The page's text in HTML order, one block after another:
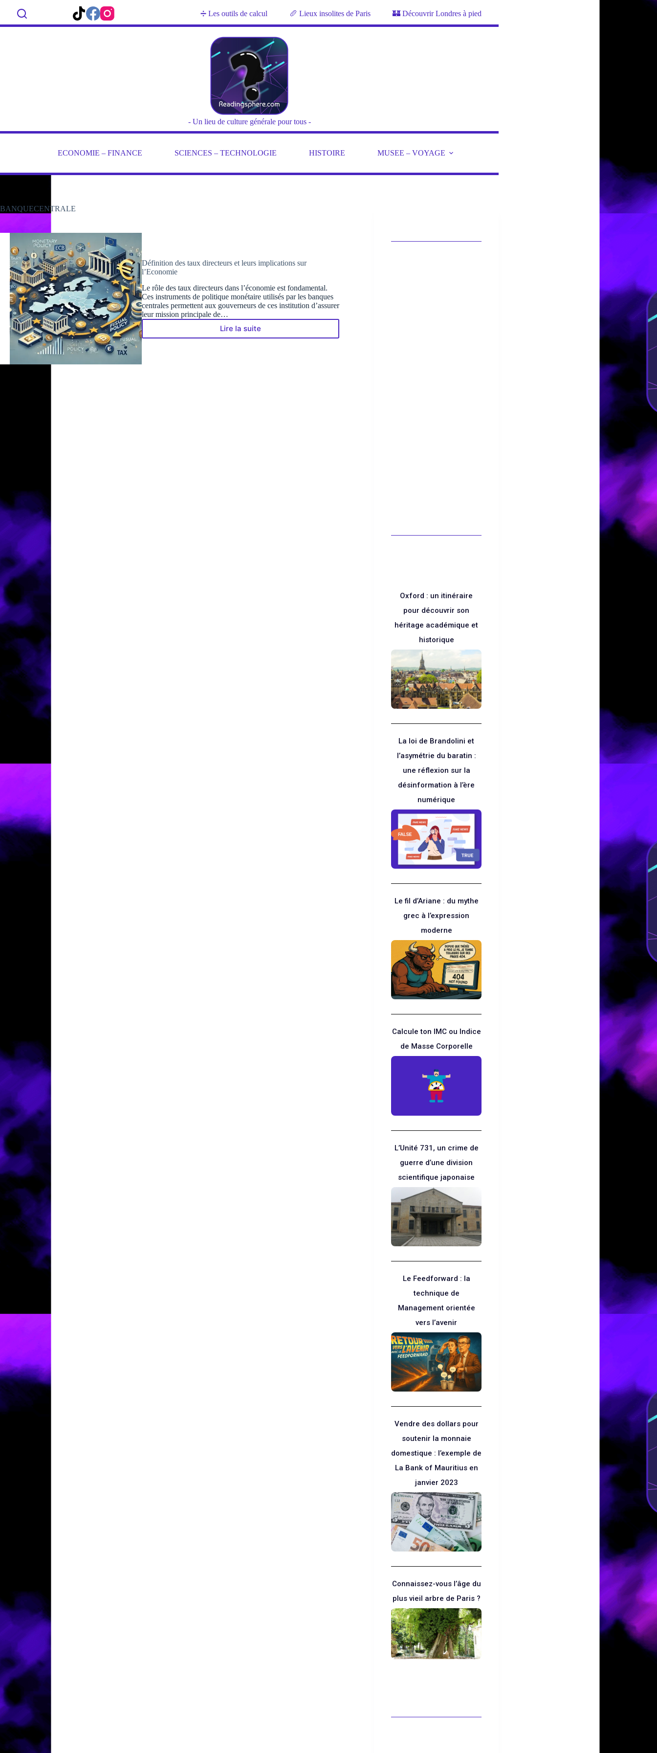
➗ Les outils de calcul 🥖 Lieux insolites de Paris 🏰 Découvrir Londres à pied
- Un lieu de culture générale pour tous -
ECONOMIE – FINANCE SCIENCES – TECHNOLOGIE HISTOIRE MUSEE – VOYAGE
BANQUECENTRALE
Définition des taux directeurs et leurs implications sur
l’Economie
Le rôle des taux directeurs dans l’économie est fondamental.
Ces instruments de politique monétaire utilisés par les banques
centrales permettent aux gouverneurs de ces institution d’assurer
leur mission principale de…
Lire la suite
Définition
Oxford : un itinéraire
pour découvrir son
héritage académique et
historique
La loi de Brandolini et
l’asymétrie du baratin :
une réflexion sur la
désinformation à l’ère
numérique
Le fil d’Ariane : du mythe
grec à l’expression
moderne
Calcule ton IMC ou Indice
de Masse Corporelle
L’Unité 731, un crime de
guerre d’une division
scientifique japonaise
Le Feedforward : la
technique de
Management orientée
vers l’avenir
Vendre des dollars pour
soutenir la monnaie
domestique : l’exemple de
La Bank of Mauritius en
janvier 2023
Connaissez-vous l’âge du
plus vieil arbre de Paris ?